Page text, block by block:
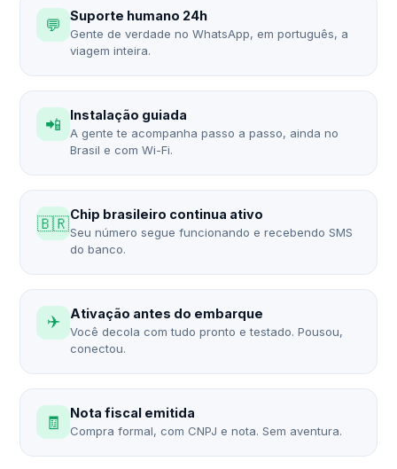
💬 Suporte humano 24h
Gente de verdade no WhatsApp, em português, a
viagem inteira.
📲 Instalação guiada
A gente te acompanha passo a passo, ainda no
Brasil e com Wi-Fi.
🇧🇷Chip brasileiro continua ativo
Seu número segue funcionando e recebendo SMS
do banco.
✈️ Ativação antes do embarque
Você decola com tudo pronto e testado. Pousou,
conectou.
🧾 Nota fiscal emitida
Compra formal, com CNPJ e nota. Sem aventura.